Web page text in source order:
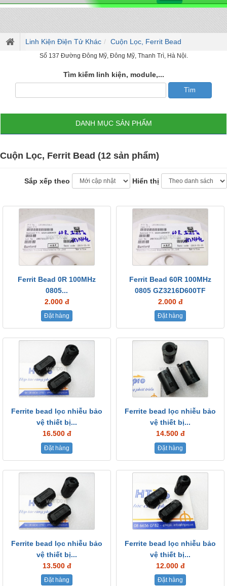
Linh Kiện Điện Tử Khác Cuộn Lọc, Ferrit Bead
Số 137 Đường Đông Mỹ, Đông Mỹ, Thanh Trì, Hà Nội.
Tìm kiếm linh kiện, module,...
DANH MỤC SẢN PHẨM
Cuộn Lọc, Ferrit Bead (12 sản phẩm)
Sắp xếp theo Hiển thị
Ferrit Bead 0R 100MHz
0805...
2.000 đ
Đặt hàng
Ferrit Bead 60R 100MHz
0805 GZ3216D600TF
2.000 đ
Đặt hàng
Ferrite bead lọc nhiễu bảo
vệ thiết bị...
16.500 đ
Đặt hàng
Ferrite bead lọc nhiễu bảo
vệ thiết bị...
14.500 đ
Đặt hàng
Ferrite bead lọc nhiễu bảo
vệ thiết bị...
13.500 đ
Đặt hàng
Ferrite bead lọc nhiễu bảo
vệ thiết bị...
12.000 đ
Đặt hàng